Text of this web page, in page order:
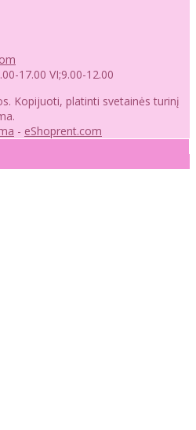
17.00 VI;9.00-12.00
Kopijuoti, platinti svetainės turinį
- eShoprent.com